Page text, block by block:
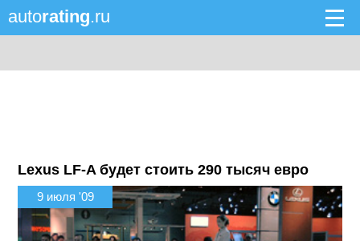
autorating.ru
Lexus LF-A будет стоить 290 тысяч евро
9 июля '09